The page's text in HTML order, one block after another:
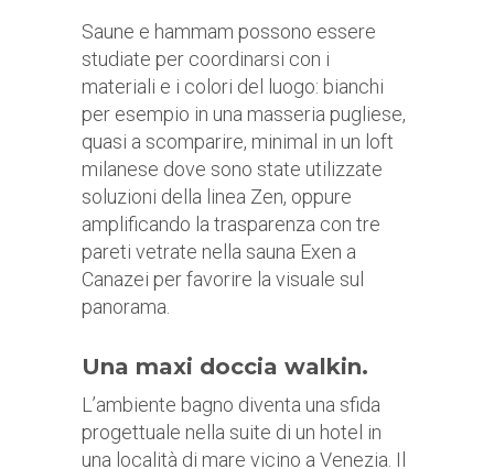
Saune e hammam possono essere
studiate per coordinarsi con i
materiali e i colori del luogo: bianchi
per esempio in una masseria pugliese,
quasi a scomparire, minimal in un loft
milanese dove sono state utilizzate
soluzioni della linea Zen, oppure
amplificando la trasparenza con tre
pareti vetrate nella sauna Exen a
Canazei per favorire la visuale sul
panorama.
Una maxi doccia walkin.
L’ambiente bagno diventa una sfida
progettuale nella suite di un hotel in
una località di mare vicino a Venezia. Il